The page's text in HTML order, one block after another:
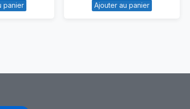
panier
Palmrest
initial
était :
actuel
est :
Ajouter au panier